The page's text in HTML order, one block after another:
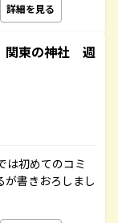
詳細を見る
関東の神社 週
は初めてのコミ
が書きおろしまし